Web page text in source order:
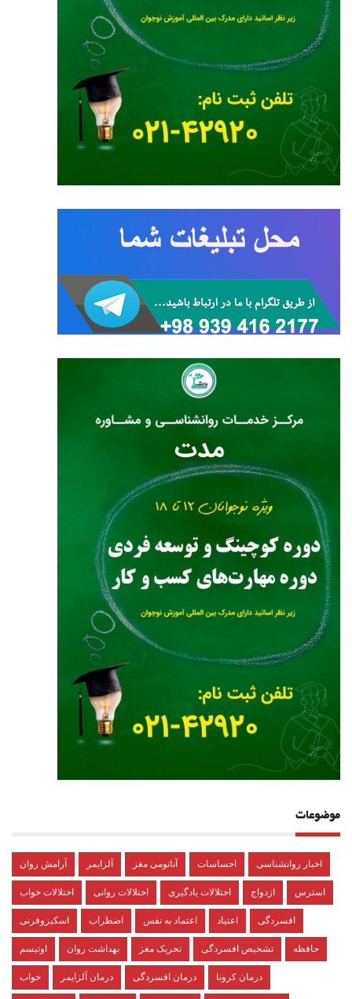
موضوعات
آرامش روان آلزایمر آناتومی مغز احساسات اخبار روانشناسی
اختلالات خواب اختلالات روانی اختلالات یادگیری ازدواج استرس
اسکیزوفرنی اضطراب اعتماد به نفس اعتیاد افسردگی
اوتیسم بهداشت روان تحریک مغز تشخیص افسردگی حافظه
خواب درمان آلزایمر درمان افسردگی درمان کرونا